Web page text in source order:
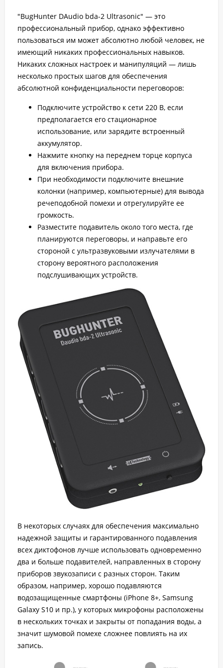
"BugHunter DAudio bda-2 Ultrasonic" — это
профессиональный прибор, однако эффективно
пользоваться им может абсолютно любой человек, не
имеющий никаких профессиональных навыков.
Никаких сложных настроек и манипуляций — лишь
несколько простых шагов для обеспечения
абсолютной конфиденциальности переговоров:
Подключите устройство к сети 220 В, если
предполагается его стационарное
использование, или зарядите встроенный
аккумулятор.
Нажмите кнопку на переднем торце корпуса
для включения прибора.
При необходимости подключите внешние
колонки (например, компьютерные) для вывода
речеподобной помехи и отрегулируйте ее
громкость.
Разместите подавитель около того места, где
планируются переговоры, и направьте его
стороной с ультразвуковыми излучателями в
сторону вероятного расположения
подслушивающих устройств.
В некоторых случаях для обеспечения максимально
надежной защиты и гарантированного подавления
всех диктофонов лучше использовать одновременно
два и больше подавителей, направленных в сторону
приборов звукозаписи с разных сторон. Таким
образом, например, хорошо подавляются
водозащищенные смартфоны (iPhone 8+, Samsung
Galaxy S10 и пр.), у которых микрофоны расположены
в нескольких точках и закрыты от попадания воды, а
значит шумовой помехе сложнее повлиять на их
запись.